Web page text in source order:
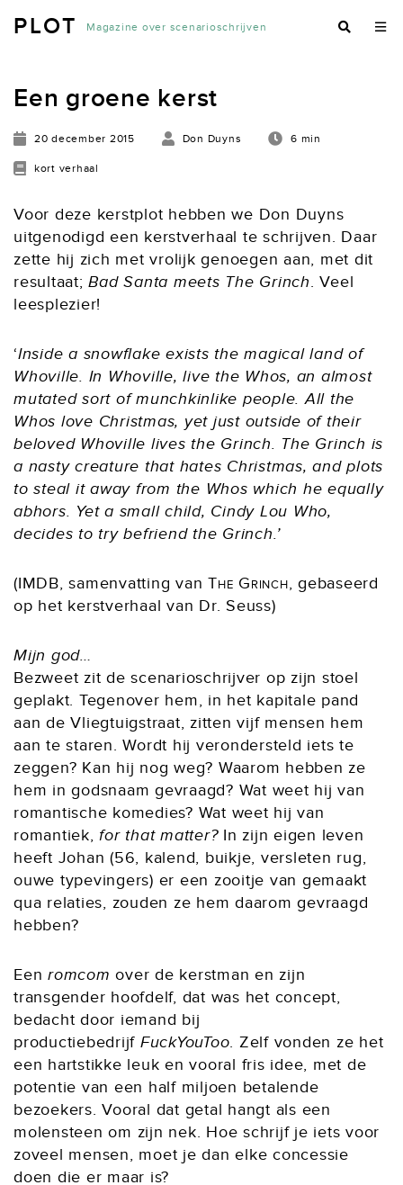
PLOT Magazine over scenarioschrijven
Een groene kerst
20 december 2015 Don Duyns 6 min
kort verhaal
Voor deze kerstplot hebben we Don Duyns
uitgenodigd een kerstverhaal te schrijven. Daar
zette hij zich met vrolijk genoegen aan, met dit
resultaat;Bad Santa meets The Grinch. Veel
leesplezier!
‘Inside a snowflake exists the magical land of
Whoville. In Whoville, live the Whos, an almost
mutated sort of munchkinlike people. All the
Whos love Christmas, yet just outside of their
beloved Whoville lives the Grinch. The Grinch is
a nasty creature that hates Christmas, and plots
to steal it away from the Whos which he equally
abhors. Yet a small child, Cindy Lou Who,
decides to try befriend the Grinch.’
(IMDB, samenvatting vanThe Grinch, gebaseerd
op het kerstverhaal van Dr. Seuss)
Mijn god…
Bezweet zit de scenarioschrijver op zijn stoel
geplakt. Tegenover hem, in het kapitale pand
aan de Vliegtuigstraat, zitten vijf mensen hem
aan te staren. Wordt hij verondersteld iets te
zeggen? Kan hij nog weg? Waarom hebben ze
hem in godsnaam gevraagd? Wat weet hij van
romantische komedies? Wat weet hij van
romantiek,for that matter?In zijn eigen leven
heeft Johan (56, kalend, buikje, versleten rug,
ouwe typevingers) er een zooitje van gemaakt
qua relaties, zouden ze hem daarom gevraagd
hebben?
Eenromcom over de kerstman en zijn
transgender hoofdelf, dat was het concept,
bedacht door iemand bij
productiebedrijf FuckYouToo. Zelf vonden ze het
een hartstikke leuk en vooral fris idee, met de
potentie van een half miljoen betalende
bezoekers. Vooral dat getal hangt als een
molensteen om zijn nek. Hoe schrijf je iets voor
zoveel mensen, moet je dan elke concessie
doen die er maar is?